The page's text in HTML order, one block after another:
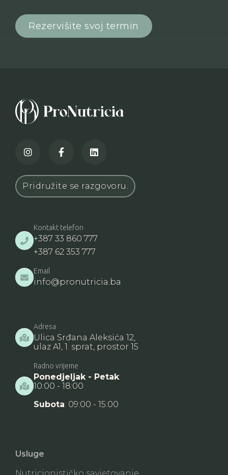
Rezervišite svoj termin
  
Pridružite se razgovoru.

Kontakt telefon
+387 33 860 777
+387 62 353 777

Email
info@pronutricia.ba

Adresa
Ulica Srđana Aleksića 12,
ulaz A1, 1. sprat, prostor 15

Radno vrijeme
Ponedjeljak - Petak:
10:00 - 18:00
Subota: 09:00 - 15:00
Usluge